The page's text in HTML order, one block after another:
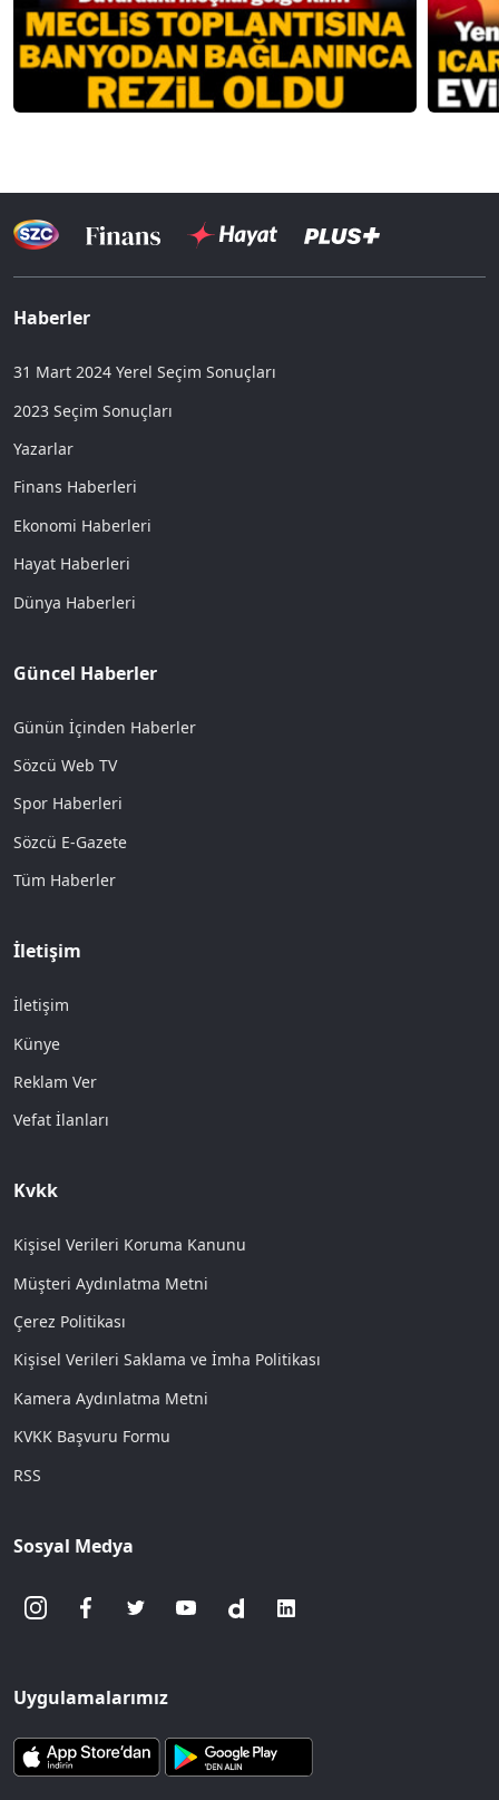
Haberler
31 Mart 2024 Yerel Seçim Sonuçları
2023 Seçim Sonuçları
Yazarlar
Finans Haberleri
Ekonomi Haberleri
Hayat Haberleri
Dünya Haberleri
Güncel Haberler
Günün İçinden Haberler
Sözcü Web TV
Spor Haberleri
Sözcü E-Gazete
Tüm Haberler
İletişim
İletişim
Künye
Reklam Ver
Vefat İlanları
Kvkk
Kişisel Verileri Koruma Kanunu
Müşteri Aydınlatma Metni
Çerez Politikası
Kişisel Verileri Saklama ve İmha Politikası
Kamera Aydınlatma Metni
KVKK Başvuru Formu
RSS
Sosyal Medya
Uygulamalarımız